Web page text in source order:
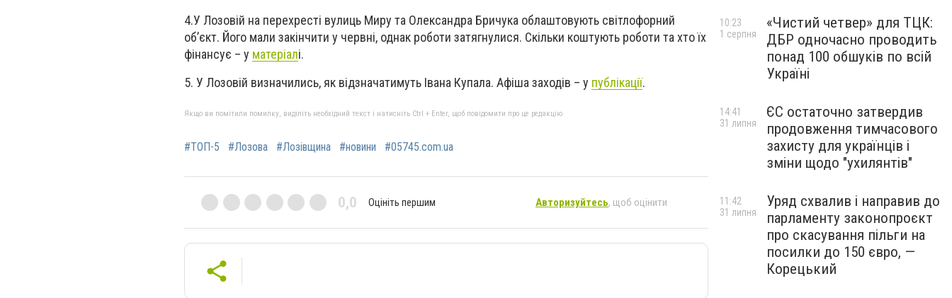
4.У Лозовій на перехресті вулиць Миру та Олександра Бричука облаштовують світлофорний
об’єкт. Його мали закінчити у червні, однак роботи затягнулися. Скільки коштують роботи та хто їх
фінансує – у матеріалі.
5. У Лозовій визначились, як відзначатимуть Івана Купала. Афіша заходів – у публікації.
Якщо ви помітили помилку, виділіть необхідний текст і натисніть Ctrl + Enter, щоб повідомити про це редакцію
#ТОП-5 #Лозова #Лозівщина #новини #05745.com.ua
0,0 Оцініть першим Авторизуйтесь, щоб оцінити
«Чистий четвер» для ТЦК:
ДБР одночасно проводить
понад 100 обшуків по всій
Україні
10:23
1 серпня
ЄС остаточно затвердив
продовження тимчасового
захисту для українців і
зміни щодо "ухилянтів"
14:41
31 липня
Уряд схвалив і направив до
парламенту законопроєкт
про скасування пільги на
посилки до 150 євро, —
Корецький
11:42
31 липня